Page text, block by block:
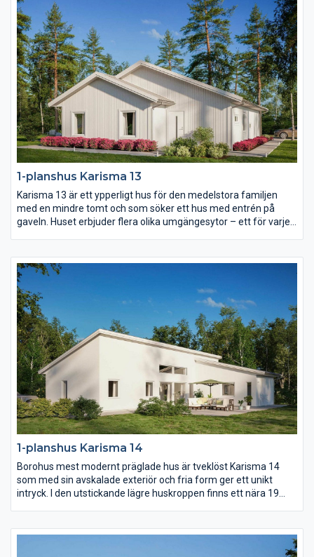
bekvämligheter inom nära räckhåll.
1-planshus Karisma 13
Karisma 13 är ett ypperligt hus för den medelstora familjen
med en mindre tomt och som söker ett hus med entrén på
gaveln. Huset erbjuder flera olika umgängesytor – ett för varje
barndelen av huset finns både allrum och wc.
1-planshus Karisma 14
Borohus mest modernt präglade hus är tveklöst Karisma 14
som med sin avskalade exteriör och fria form ger ett unikt
intryck. I den utstickande lägre huskroppen finns ett nära 19
som en effekt av det höga snedtaket.